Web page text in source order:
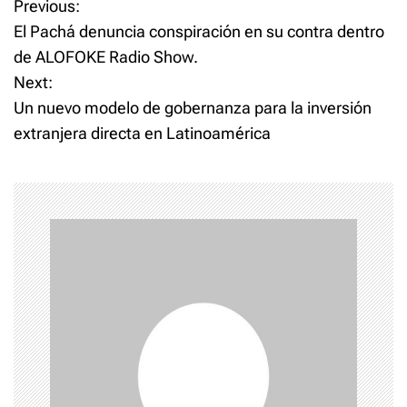
colegios pidiendo
autorización para la apertura
de las escuelas
principalmente…
P
o
s
t
a
v
i
g
a
Previous:
El Pachá denuncia conspiración en su contra dentro
de ALOFOKE Radio Show.
Next:
Un nuevo modelo de gobernanza para la inversión
extranjera directa en Latinoamérica